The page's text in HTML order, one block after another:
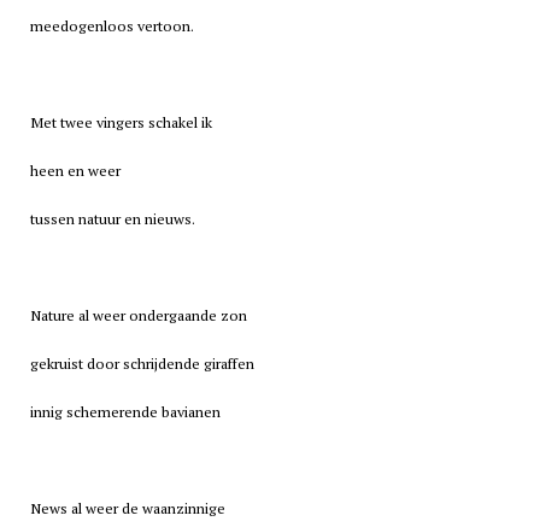
meedogenloos vertoon.
Met twee vingers schakel ik
heen en weer
tussen natuur en nieuws.
Nature al weer ondergaande zon
gekruist door schrijdende giraffen
innig schemerende bavianen
News al weer de waanzinnige